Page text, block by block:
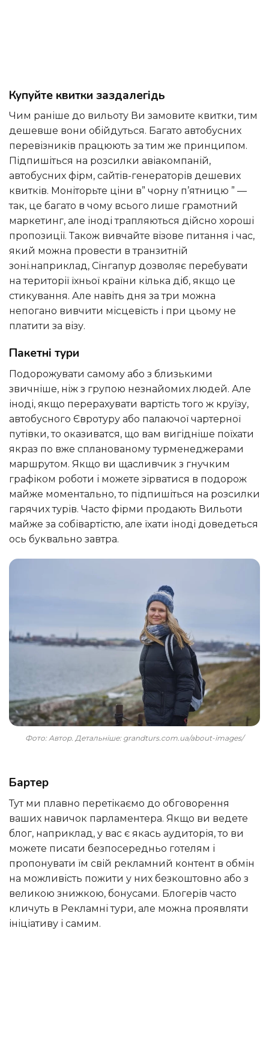
Купуйте квитки заздалегідь
Чим раніше до вильоту Ви замовите квитки, тим
дешевше вони обійдуться. Багато автобусних
перевізників працюють за тим же принципом.
Підпишіться на розсилки авіакомпаній,
автобусних фірм, сайтів-генераторів дешевих
квитків. Моніторьте ціни в” чорну п’ятницю ” —
так, це багато в чому всього лише грамотний
маркетинг, але іноді трапляються дійсно хороші
пропозиції. Також вивчайте візове питання і час,
який можна провести в транзитній
зоні.наприклад, Сінгапур дозволяє перебувати
на території їхньої країни кілька діб, якщо це
стикування. Але навіть дня за три можна
непогано вивчити місцевість і при цьому не
платити за візу.
Пакетні тури
Подорожувати самому або з близькими
звичніше, ніж з групою незнайомих людей. Але
іноді, якщо перерахувати вартість того ж круїзу,
автобусного Євротуру або палаючої чартерної
путівки, то оказиватся, що вам вигідніше поїхати
якраз по вже спланованому турменеджерами
маршрутом. Якщо ви щасливчик з гнучким
графіком роботи і можете зірватися в подорож
майже моментально, то підпишіться на розсилки
гарячих турів. Часто фірми продають Вильоти
майже за собівартістю, але їхати іноді доведеться
ось буквально завтра.
Фото: Автор. Детальніше: grandturs.com.ua/about-images/
Бартер
Тут ми плавно перетікаємо до обговорення
ваших навичок парламентера. Якщо ви ведете
блог, наприклад, у вас є якась аудиторія, то ви
можете писати безпосередньо готелям і
пропонувати їм свій рекламний контент в обмін
на можливість пожити у них безкоштовно або з
великою знижкою, бонусами. Блогерів часто
кличуть в Рекламні тури, але можна проявляти
ініціативу і самим.